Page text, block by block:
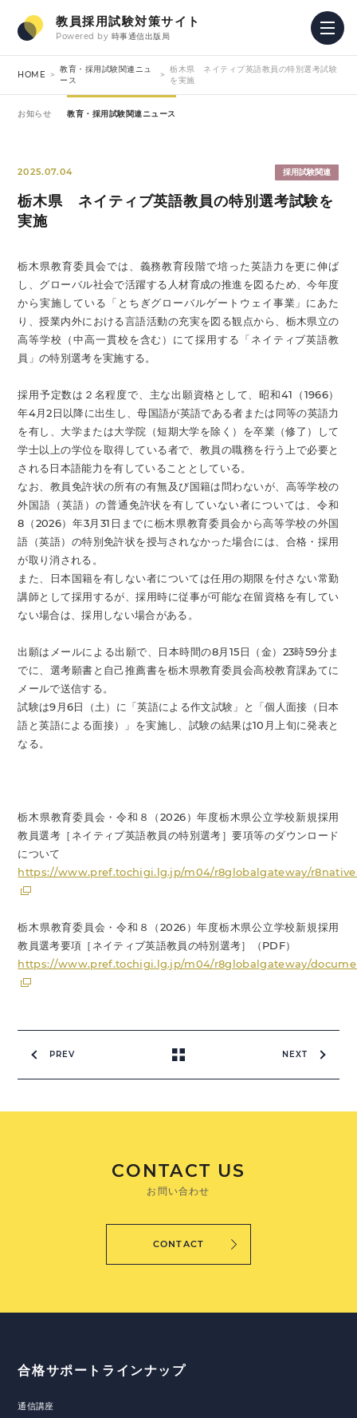
教員採用試験対策サイト
Powered by 時事通信出版局
HOME
教育・採用試験関連ニュ
ース
栃木県 ネイティブ英語教員の特別選考試験
を実施
お知らせ 教育・採用試験関連ニュース
2025.07.04 採用試験関連
栃木県 ネイティブ英語教員の特別選考試験を
実施
栃木県教育委員会では、義務教育段階で培った英語力を更に伸ば
し、グローバル社会で活躍する人材育成の推進を図るため、今年度
から実施している「とちぎグローバルゲートウェイ事業」にあた
り、授業内外における言語活動の充実を図る観点から、栃木県立の
高等学校（中高一貫校を含む）にて採用する「ネイティブ英語教
員」の特別選考を実施する。
採用予定数は２名程度で、主な出願資格として、昭和41（1966）
年4月2日以降に出生し、母国語が英語である者または同等の英語力
を有し、大学または大学院（短期大学を除く）を卒業（修了）して
学士以上の学位を取得している者で、教員の職務を行う上で必要と
される日本語能力を有していることとしている。
なお、教員免許状の所有の有無及び国籍は問わないが、高等学校の
外国語（英語）の普通免許状を有していない者については、令和
8（2026）年3月31日までに栃木県教育委員会から高等学校の外国
語（英語）の特別免許状を授与されなかった場合には、合格・採用
が取り消される。
また、日本国籍を有しない者については任用の期限を付さない常勤
講師として採用するが、採用時に従事が可能な在留資格を有してい
ない場合は、採用しない場合がある。
出願はメールによる出願で、日本時間の8月15日（金）23時59分ま
でに、選考願書と自己推薦書を栃木県教育委員会高校教育課あてに
メールで送信する。
試験は9月6日（土）に「英語による作文試験」と「個人面接（日本
語と英語による面接）」を実施し、試験の結果は10月上旬に発表と
なる。
栃木県教育委員会・令和８（2026）年度栃木県公立学校新規採用
教員選考［ネイティブ英語教員の特別選考］要項等のダウンロード
について
https://www.pref.tochigi.lg.jp/m04/r8globalgateway/
栃木県教育委員会・令和８（2026）年度栃木県公立学校新規採用
教員選考要項［ネイティブ英語教員の特別選考］（PDF）
https://www.pref.tochigi.lg.jp/m04/r8globalgateway/
PREV NEXT
CONTACT US
お問い合わせ
CONTACT
合格サポートラインナップ
通信講座